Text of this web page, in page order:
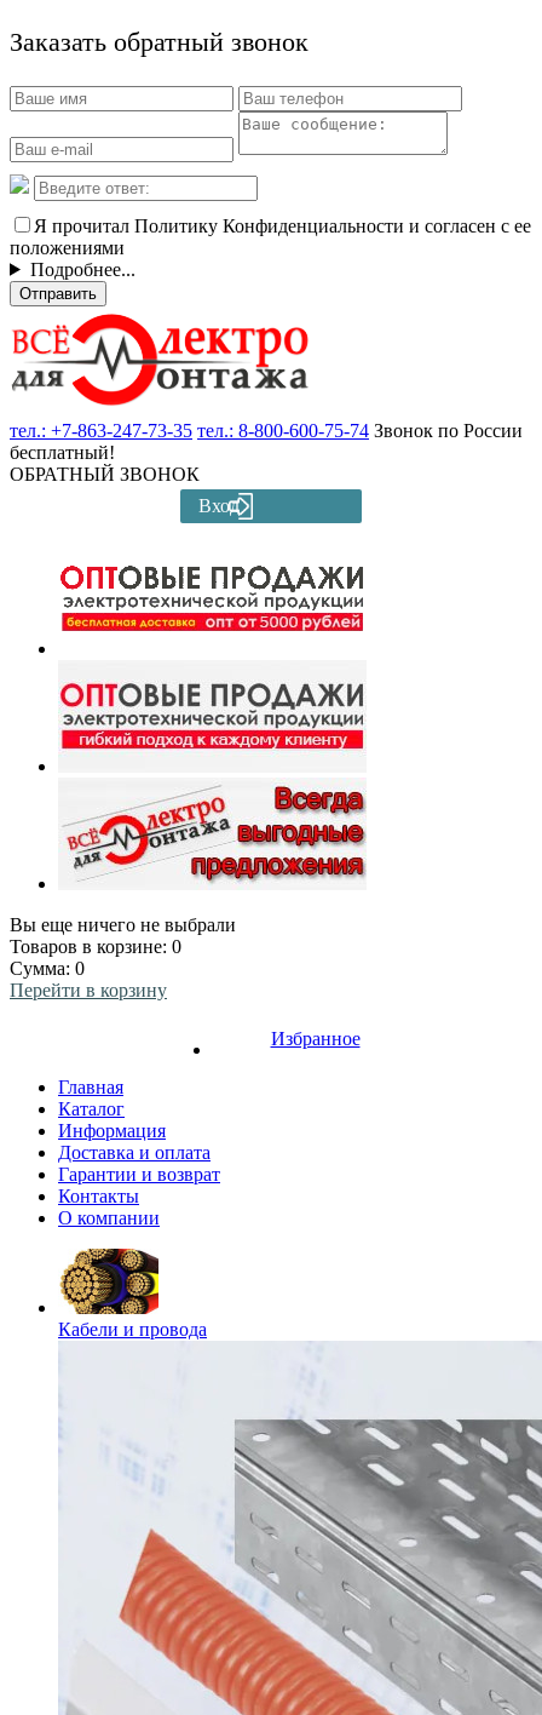
Заказать обратный звонок
Я прочитал Политику Конфиденциальности и согласен с ее
положениями
Подробнее...
Отправить
тел.: +7-863-247-73-35 тел.: 8-800-600-75-74 Звонок по России
бесплатный!
ОБРАТНЫЙ ЗВОНОК
Вход
Вы еще ничего не выбрали
Товаров в корзине: 0
Сумма: 0
Перейти в корзину
Избранное
Главная
Каталог
Информация
Доставка и оплата
Гарантии и возврат
Контакты
О компании
Кабели и провода